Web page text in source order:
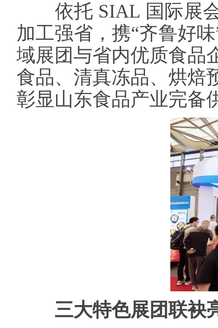
依托 SIAL 国际展会
加工强省，携“齐鲁好
域展团与省内优质食品
食品、清真冻品、烘焙
彰显山东食品产业完备
三大特色展团联袂